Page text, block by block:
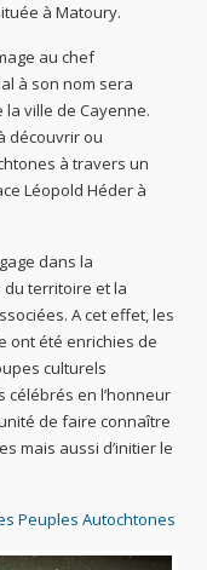
à Matoury.
au chef
à son nom sera
ville de Cayenne.
découvrir ou
à travers un
Léopold Héder à
dans la
territoire et la
A cet effet, les
ont été enrichies de
culturels
célébrés en l’honneur
de faire connaître
mais aussi d’initier le
Peuples Autochtones